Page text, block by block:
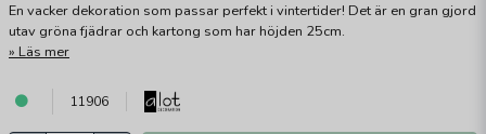
En vacker dekoration som passar perfekt i vintertider! Det är en gran gjord
utav gröna fjädrar och kartong som har höjden 25cm.
Läs mer
11906